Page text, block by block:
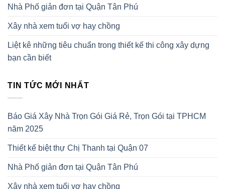
Nhà Phố giản đơn tại Quận Tân Phú
Xây nhà xem tuổi vợ hay chồng
Liệt kê những tiêu chuẩn trong thiết kế thi công xây dựng
bạn cần biết
TIN TỨC MỚI NHẤT
Báo Giá Xây Nhà Trọn Gói Giá Rẻ, Trọn Gói tại TPHCM
năm 2025
Thiết kế biệt thự Chị Thanh tại Quận 07
Nhà Phố giản đơn tại Quận Tân Phú
Xây nhà xem tuổi vợ hay chồng